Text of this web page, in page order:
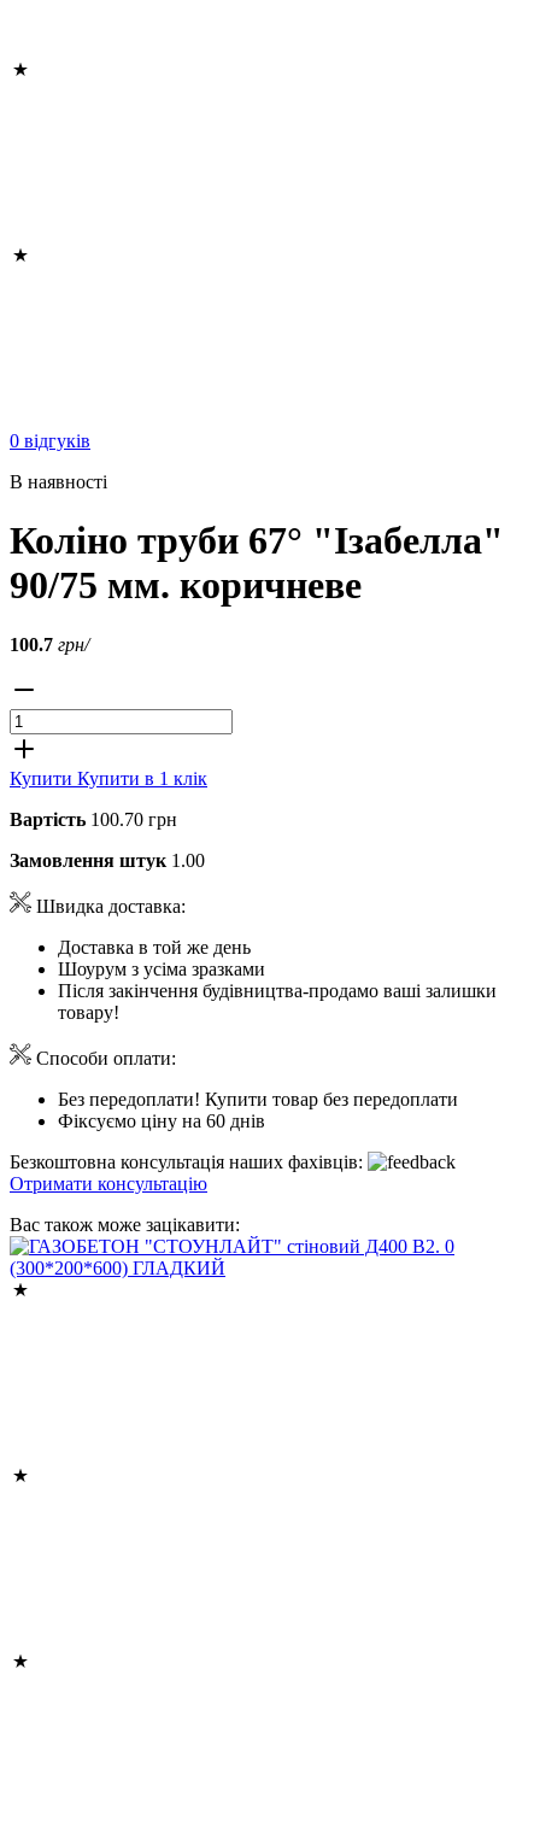
0 відгуків
В наявності
Коліно труби 67° "Ізабелла"
90/75 мм. коричневе
100.7 грн/
Купити Купити в 1 клік
Вартість 100.70 грн
Замовлення штук 1.00
Швидка доставка:
Доставка в той же день
Шоурум з усіма зразками
Після закінчення будівництва-продамо ваші залишки
товару!
Способи оплати:
Без передоплати! Купити товар без передоплати
Фіксуємо ціну на 60 днів
Безкоштовна консультація наших фахівців:
Отримати консультацію
Вас також може зацікавити: